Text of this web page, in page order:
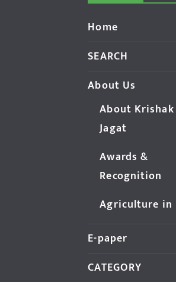
Home
SEARCH
About Us
About Krishak
Jagat
Awards &
Recognition
Agriculture in
E-paper
CATEGORY